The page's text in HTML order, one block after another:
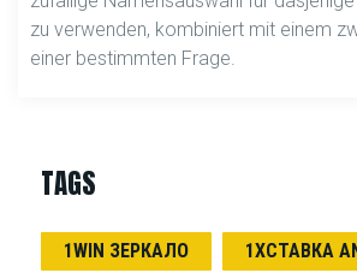
zu verwenden, kombiniert mit einem
einer bestimmten Frage.
TAGS
1WIN ЗЕРКАЛО 1ХСТАВКА